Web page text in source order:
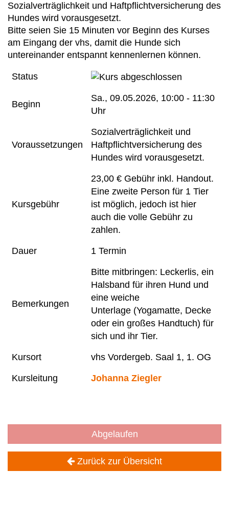
Sozialverträglichkeit und Haftpflichtversicherung des
Hundes wird vorausgesetzt.
Bitte seien Sie 15 Minuten vor Beginn des Kurses
am Eingang der vhs, damit die Hunde sich
untereinander entspannt kennenlernen können.
Status
Beginn
Sa., 09.05.2026, 10:00 - 11:30
Uhr
Voraussetzungen
Sozialverträglichkeit und
Haftpflichtversicherung des
Hundes wird vorausgesetzt.
Kursgebühr
23,00 € Gebühr inkl. Handout.
Eine zweite Person für 1 Tier
ist möglich, jedoch ist hier
auch die volle Gebühr zu
zahlen.
Dauer 1 Termin
Bemerkungen
Bitte mitbringen: Leckerlis, ein
Halsband für ihren Hund und
eine weiche
Unterlage (Yogamatte, Decke
oder ein großes Handtuch) für
sich und ihr Tier.
Kursort vhs Vordergeb. Saal 1, 1. OG
Kursleitung Johanna Ziegler
Abgelaufen
Zurück zur Übersicht